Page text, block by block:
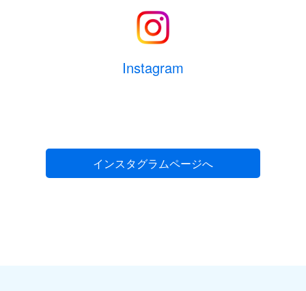
Instagram
インスタグラムページへ